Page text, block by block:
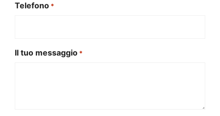
Telefono *
Il tuo messaggio *